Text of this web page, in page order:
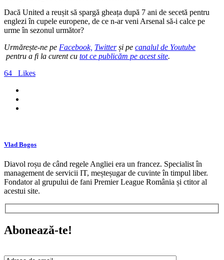
Dacă United a reușit să spargă gheața după 7 ani de secetă pentru
englezi în cupele europene, de ce n-ar veni Arsenal să-i calce pe
urme în sezonul următor?
Urmărește-ne pe Facebook, Twitterși pe canalul de Youtube
pentru a fi la curent cu tot ce publicăm pe acest site.
64
Likes
Vlad Bogos
Diavol roșu de când regele Angliei era un francez. Specialist în
management de servicii IT, meșteșugar de cuvinte în timpul liber.
Fondator al grupului de fani Premier League România și ctitor al
acestui site.
Abonează-te!